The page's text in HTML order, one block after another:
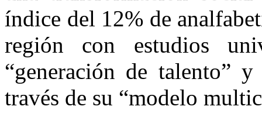
índice del 12% de
región con estudios
“generación de talento”
través de su “modelo